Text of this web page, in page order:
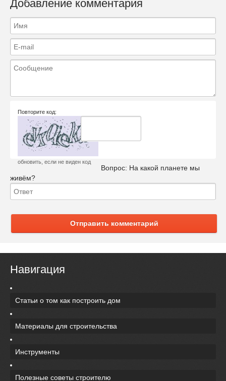
Добавление комментария
Повторите код:
обновить, если не виден код
Вопрос: На какой планете мы
живём?
Отправить комментарий
Навигация
Статьи о том как построить дом
Материалы для строительства
Инструменты
Полезные советы строителю